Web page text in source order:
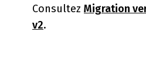
Consultez Migration
v2.